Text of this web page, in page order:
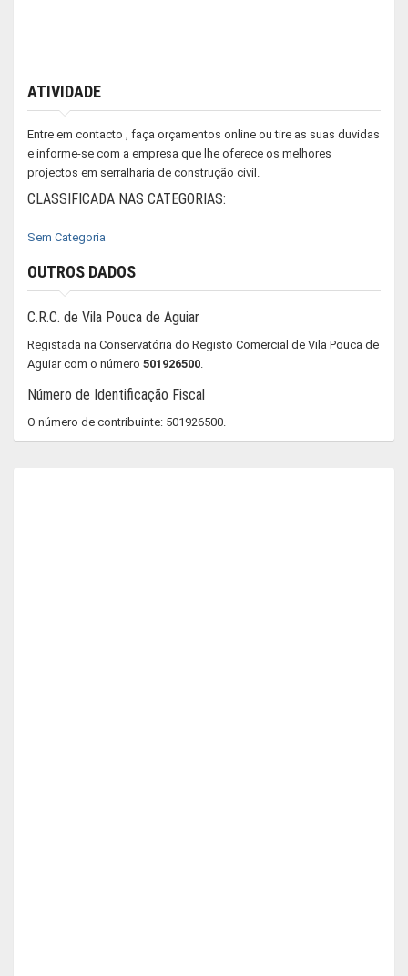
ATIVIDADE
Entre em contacto , faça orçamentos online ou tire as suas duvidas
e informe-se com a empresa que lhe oferece os melhores
projectos em serralharia de construção civil.
CLASSIFICADA NAS CATEGORIAS:
Sem Categoria
OUTROS DADOS
C.R.C. de Vila Pouca de Aguiar
Registada na Conservatória do Registo Comercial de Vila Pouca de
Aguiar com o número 501926500.
Número de Identificação Fiscal
O número de contribuinte: 501926500.